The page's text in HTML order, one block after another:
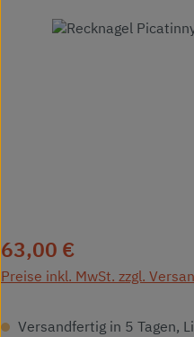
Bildergalerie überspringen
Regulärer Preis:
63,00 €
Preise inkl. MwSt. zzgl.
Versandfertig in 5 Tagen,